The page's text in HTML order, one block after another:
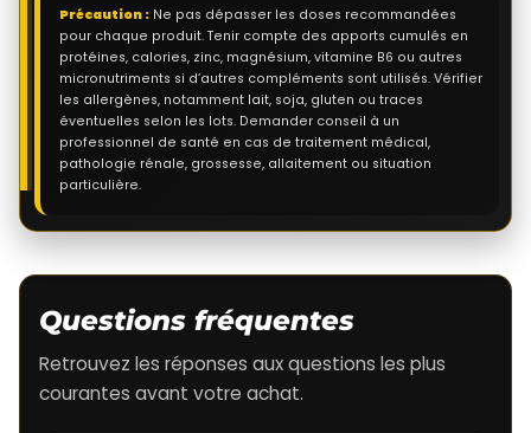
Précaution : Ne pas dépasser les doses recommandées
pour chaque produit. Tenir compte des apports cumulés en
protéines, calories, zinc, magnésium, vitamine B6 ou autres
micronutriments si d’autres compléments sont utilisés. Vérifier
les allergènes, notamment lait, soja, gluten ou traces
éventuelles selon les lots. Demander conseil à un
professionnel de santé en cas de traitement médical,
pathologie rénale, grossesse, allaitement ou situation
particulière.
Questions fréquentes
Retrouvez les réponses aux questions les plus
courantes avant votre achat.